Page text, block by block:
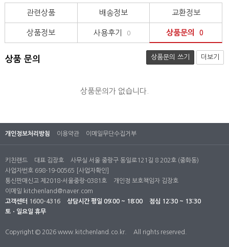
관련상품 배송정보 교환정보
상품정보 사용후기 0 상품문의 0
상품 문의 상품문의 쓰기 더보기
상품문의가 없습니다.
개인정보처리방침 이용약관 이메일무단수집거부
키친랜드 대표 김장호
사무실 서울 중랑구 동일로121길 8 202호 (중화동)
사업자번호 698-19-00565
[사업자확인]
통신판매신고 제2018-서울중랑-0381호
개인정 보호책임자 김장호
이메일 kitchenland@naver.com
고객센터 1600-4316 상담시간 평일 09:00 ~ 18:00
점심 12:30 ~ 13:30
토ㆍ일요일 휴무
Copyright © 2026 www.kitchenland.co.kr. All rights reserved.